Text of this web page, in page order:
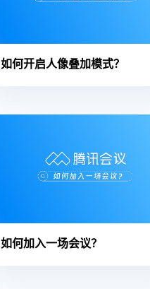
如何开启人像叠加模式？
如何加入一场会议？